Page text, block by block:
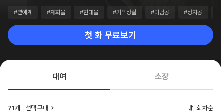
#연예계 #재회물 #현대물 #기억상실 #미남공 #상처공
첫 화 무료보기
대여 소장
71개 선택 구매 회차순